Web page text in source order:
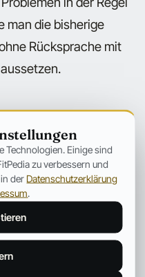
man die bisherige
Rücksprache mit
2003
augmentation of
activity by L-
rat. Berry RB,
71. Use of
Technologien. Einige sind
zu verbessern und
der Datenschutzerklärung